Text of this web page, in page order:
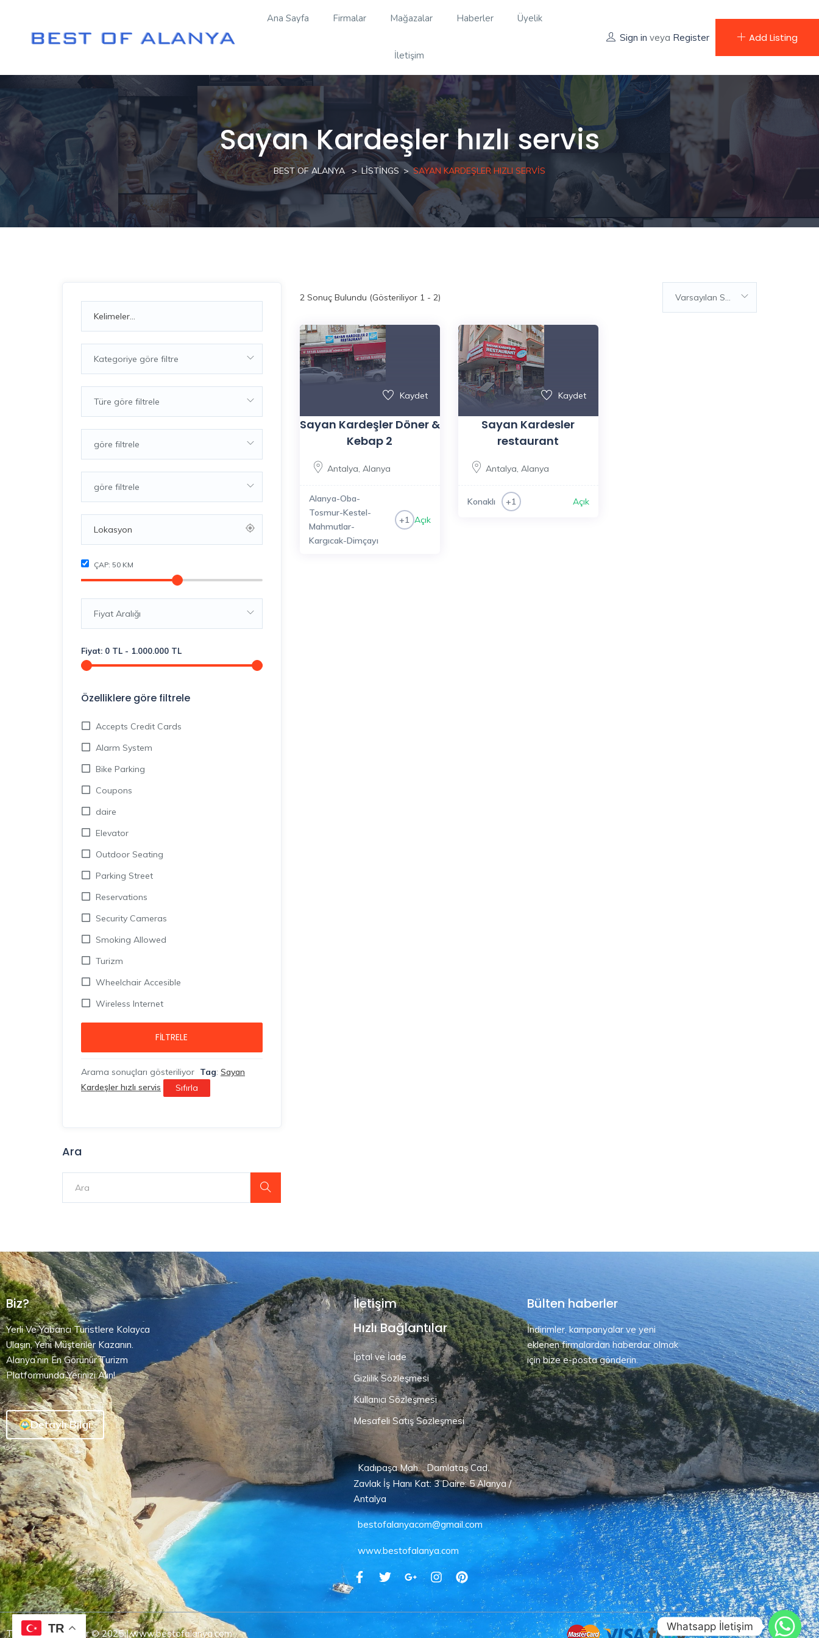
Ana Sayfa Firmalar Mağazalar Haberler Üyelik
İletişim
Sign in veya Register Add Listing
Sayan Kardeşler hızlı servis
BEST OF ALANYA LISTINGS SAYAN KARDEŞLER HIZLI SERVIS
Kategoriye göre filtre
Türe göre filtrele
göre filtrele
göre filtrele
ÇAP: 50 KM
Fiyat Aralığı
Fiyat: 0 TL - 1.000.000 TL
Özelliklere göre filtrele
Accepts Credit Cards
Alarm System
Bike Parking
Coupons
daire
Elevator
Outdoor Seating
Parking Street
Reservations
Security Cameras
Smoking Allowed
Turizm
Wheelchair Accesible
Wireless Internet
FILTRELE
Arama sonuçları gösteriliyor Tag: Sayan
Kardeşler hızlı servis
Sıfırla
Ara
2 Sonuç Bulundu (Gösteriliyor 1 - 2) Varsayılan Sıralama
Kaydet
Sayan Kardeşler Döner &
Kebap 2
Antalya, Alanya
Alanya-Oba-
Tosmur-Kestel-
Mahmutlar-
Kargıcak-Dimçayı
+1 Açık
Kaydet
Sayan Kardesler
restaurant
Antalya, Alanya
Konaklı +1 Açık
Biz?
Yerli Ve Yabancı Turistlere Kolayca
Ulaşın, Yeni Müşteriler Kazanın.
Alanya’nın En Görünür Turizm
Platformunda Yerinizi Alın!
Detaylı Bilgi
İletişim
Hızlı Bağlantılar
İptal ve İade
Gizlilik Sözleşmesi
Kullanıcı Sözleşmesi
Mesafeli Satış Sözleşmesi
Kadıpaşa Mah. . Damlataş Cad.
Zavlak İş Hanı Kat: 3 Daire: 5 Alanya /
Antalya
bestofalanyacom@gmail.com
www.bestofalanya.com
Bülten haberler
İndirimler, kampanyalar ve yeni
eklenen firmalardan haberdar olmak
için bize e-posta gönderin.
Tüm Hakları Saklıdır © 2025 | www.bestofalanya.com
TR Whatsapp İletişim